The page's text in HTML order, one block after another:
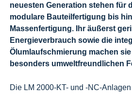
neuesten Generation stehen für
modulare Bauteilfertigung bis
Massenfertigung. Ihr äußerst
Energieverbrauch sowie die
Ölumlaufschmierung machen
besonders umweltfreundlichen
Die LM 2000-KT- und -NC-